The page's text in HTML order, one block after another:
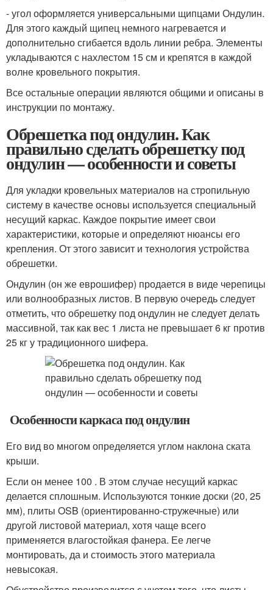
- угол оформляется универсальными щипцами Ондулин.
Для этого каждый щипец немного нагревается и
дополнительно сгибается вдоль линии ребра. Элементы
укладываются с нахлестом 15 см и крепятся в каждой
волне кровельного покрытия.
Все остальные операции являются общими и описаны в
инструкции по монтажу.
Обрешетка под ондулин. Как
правильно сделать обрешетку под
ондулин — особенности и советы
Для укладки кровельных материалов на стропильную
систему в качестве основы используется специальный
несущий каркас. Каждое покрытие имеет свои
характеристики, которые и определяют нюансы его
крепления. От этого зависит и технология устройства
обрешетки.
Ондулин (он же еврошифер) продается в виде черепицы
или волнообразных листов. В первую очередь следует
отметить, что обрешетку под ондулин не следует делать
массивной, так как вес 1 листа не превышает 6 кг против
25 кг у традиционного шифера.
Особенности каркаса под ондулин
Его вид во многом определяется углом наклона ската
крыши.
Если он менее 100 . В этом случае несущий каркас
делается сплошным. Используются тонкие доски (20, 25
мм), плиты OSB (ориентированно-стружечные) или
другой листовой материал, хотя чаще всего
применяется влагостойкая фанера. Ее легче
монтировать, да и стоимость этого материала
невысокая.